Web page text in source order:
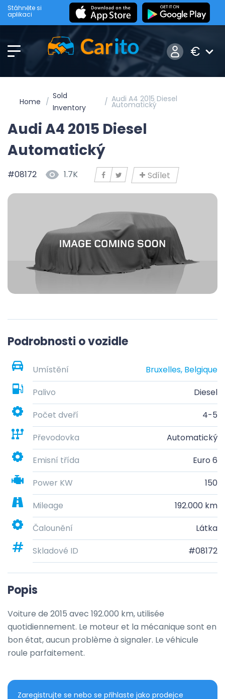
Stáhněte si
aplikaci
€
Home
Sold
Inventory
Audi A4 2015 Diesel
Automatický
Audi A4 2015 Diesel
Automatický
#08172 1.7K Sdílet
Podrobnosti o vozidle
Umístění
Bruxelles, Belgique
Palivo
Diesel
Počet dveří
4-5
Převodovka
Automatický
Emisní třída
Euro 6
Power KW
150
Mileage
192.000 km
Čalounění
Látka
Skladové ID
#08172
Popis
Voiture de 2015 avec 192.000 km, utilisée
quotidiennement. Le moteur et la mécanique sont en
bon état, aucun problème à signaler. Le véhicule
roule parfaitement.
Zaregistrujte se nebo se přihlaste jako prodejce